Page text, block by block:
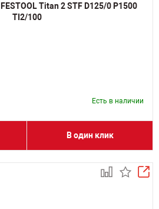
Titan 2 STF D125/0 P1500
TI2/100
Есть в наличии
В один клик